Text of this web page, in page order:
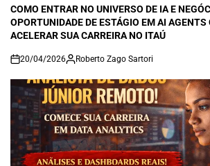
IN
COMO ENTRAR NO UNIVERSO DE IA E
OPORTUNIDADE DE ESTÁGIO EM AI AGENTS
ACELERAR SUA CARREIRA NO ITAÚ
on
20/04/2026 Roberto Zago Sartori